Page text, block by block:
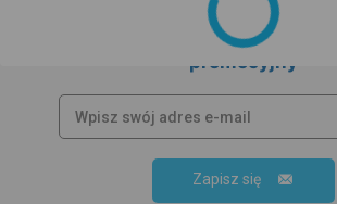
Bądź na bieżąco z
promocjami oraz otrzymaj
promocyjny
Zapisz się